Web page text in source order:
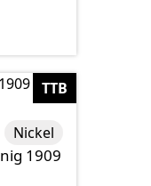
TTB
1909
Nickel